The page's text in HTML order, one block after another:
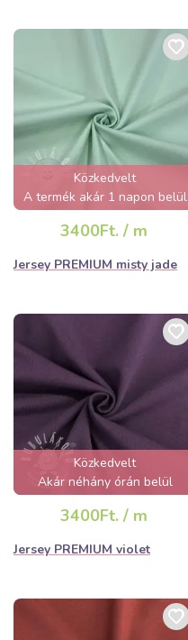
Közkedvelt
A termék akár 1 napon belül
elfogyhat!
3400Ft. / m
Jersey PREMIUM misty jade
Közkedvelt
Akár néhány órán belül
elfogyhat!
3400Ft. / m
Jersey PREMIUM violet